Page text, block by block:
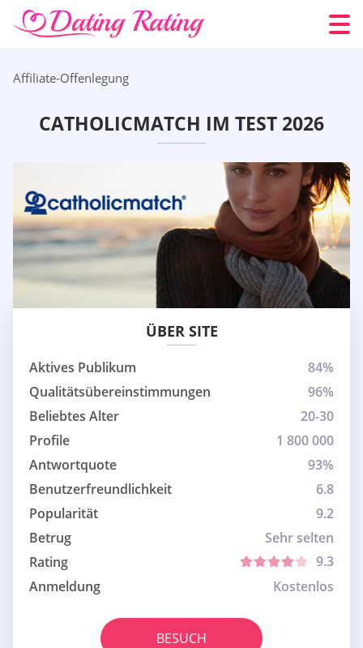
Affiliate-Offenlegung
CATHOLICMATCH IM TEST 2026
ÜBER SITE
Aktives Publikum
84%
Qualitätsübereinstimmungen
96%
Beliebtes Alter
20-30
Profile
1 800 000
Antwortquote
93%
Benutzerfreundlichkeit
6.8
Popularität
9.2
Betrug
Sehr selten
Rating
9.3
Anmeldung
Kostenlos
BESUCH